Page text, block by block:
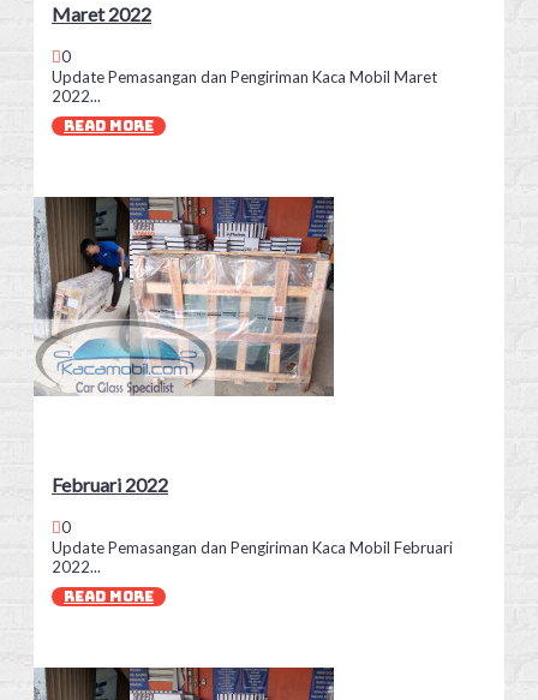
Maret 2022
0
Update Pemasangan dan Pengiriman Kaca Mobil Maret
2022...
READ MORE
Februari 2022
0
Update Pemasangan dan Pengiriman Kaca Mobil Februari
2022...
READ MORE